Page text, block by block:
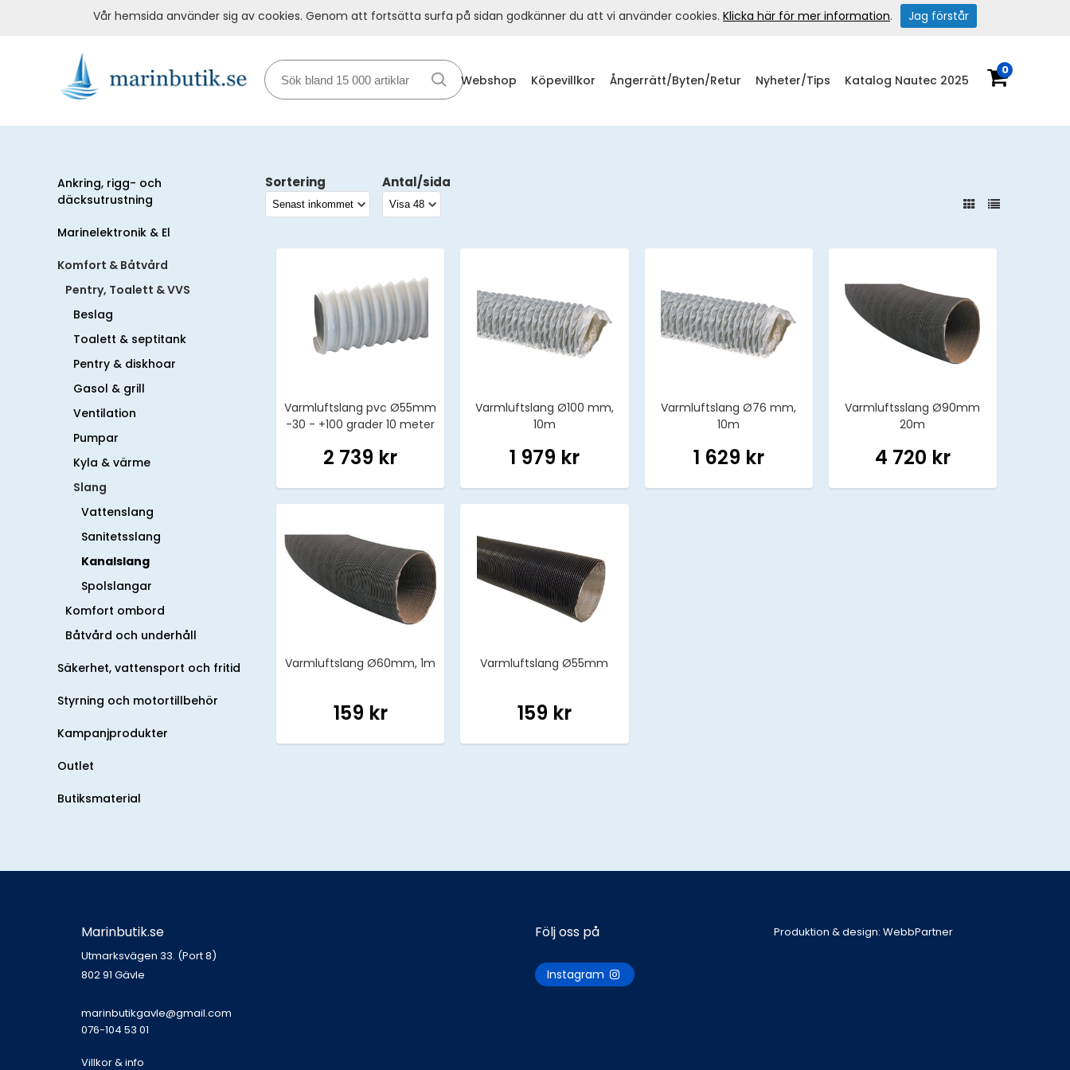
0
Webshop Köpevillkor Ångerrätt/Byten/Retur Nyheter/Tips Katalog Nautec 2025
Ankring, rigg- och
däcksutrustning
Marinelektronik & El
Komfort & Båtvård
Pentry, Toalett & VVS
Beslag
Toalett & septitank
Pentry & diskhoar
Gasol & grill
Ventilation
Pumpar
Kyla & värme
Slang
Vattenslang
Sanitetsslang
Kanalslang
Spolslangar
Komfort ombord
Båtvård och underhåll
Säkerhet, vattensport och fritid
Styrning och motortillbehör
Kampanjprodukter
Outlet
Butiksmaterial
Sortering Antal/sida
Varmluftslang pvc Ø55mm
-30 - +100 grader 10 meter
2 739 kr
Varmluftslang Ø100 mm,
10m
1 979 kr
Varmluftslang Ø76 mm,
10m
1 629 kr
Varmluftsslang Ø90mm
20m
4 720 kr
Varmluftslang Ø60mm, 1m
159 kr
Varmluftslang Ø55mm
159 kr
Marinbutik.se
Utmarksvägen 33. (Port 8)
802 91 Gävle
marinbutikgavle@gmail.com
076-104 53 01
Villkor & info
Följ oss på
Instagram
Produktion & design: WebbPartner
Vår hemsida använder sig av cookies. Genom att fortsätta surfa på sidan godkänner du att vi använder cookies. Klicka här för mer information. Jag förstår